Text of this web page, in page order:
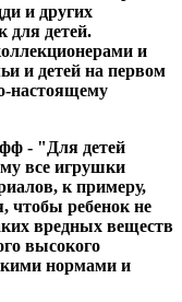
и других
для детей.
и
и детей на первом
настоящему
- "Для детей
все игрушки
к примеру,
чтобы ребенок не
вредных веществ
высокого
нормами и